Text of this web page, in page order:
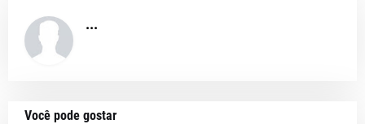
...
Você pode gostar